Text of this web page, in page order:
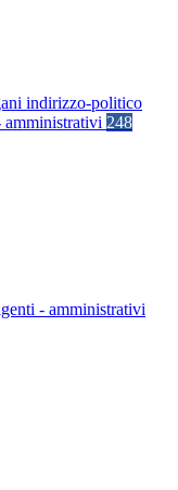
indirizzo-politico
248
- amministrativi